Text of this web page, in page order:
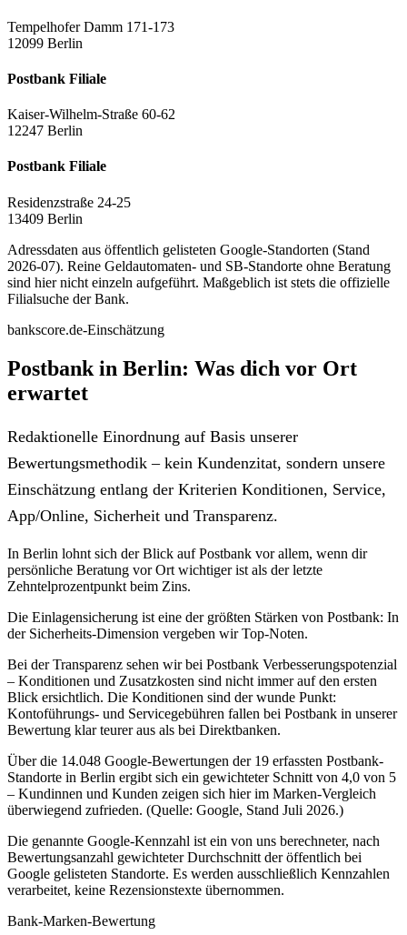
Tempelhofer Damm 171-173
12099 Berlin
Postbank Filiale
Kaiser-Wilhelm-Straße 60-62
12247 Berlin
Postbank Filiale
Residenzstraße 24-25
13409 Berlin
Adressdaten aus öffentlich gelisteten Google-Standorten (Stand
2026-07). Reine Geldautomaten- und SB-Standorte ohne Beratung
sind hier nicht einzeln aufgeführt. Maßgeblich ist stets die offizielle
Filialsuche der Bank.
bankscore.de-Einschätzung
Postbank in Berlin: Was dich vor Ort
erwartet
Redaktionelle Einordnung auf Basis unserer
Bewertungsmethodik – kein Kundenzitat, sondern unsere
Einschätzung entlang der Kriterien Konditionen, Service,
App/Online, Sicherheit und Transparenz.
In Berlin lohnt sich der Blick auf Postbank vor allem, wenn dir
persönliche Beratung vor Ort wichtiger ist als der letzte
Zehntelprozentpunkt beim Zins.
Die Einlagensicherung ist eine der größten Stärken von Postbank: In
der Sicherheits-Dimension vergeben wir Top-Noten.
Bei der Transparenz sehen wir bei Postbank Verbesserungspotenzial
– Konditionen und Zusatzkosten sind nicht immer auf den ersten
Blick ersichtlich. Die Konditionen sind der wunde Punkt:
Kontoführungs- und Servicegebühren fallen bei Postbank in unserer
Bewertung klar teurer aus als bei Direktbanken.
Über die 14.048 Google-Bewertungen der 19 erfassten Postbank-
Standorte in Berlin ergibt sich ein gewichteter Schnitt von 4,0 von 5
– Kundinnen und Kunden zeigen sich hier im Marken-Vergleich
überwiegend zufrieden. (Quelle: Google, Stand Juli 2026.)
Die genannte Google-Kennzahl ist ein von uns berechneter, nach
Bewertungsanzahl gewichteter Durchschnitt der öffentlich bei
Google gelisteten Standorte. Es werden ausschließlich Kennzahlen
verarbeitet, keine Rezensionstexte übernommen.
Bank-Marken-Bewertung